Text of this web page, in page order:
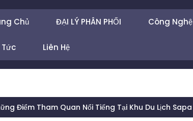
Chủ ĐẠI LÝ PHÂN PHỐI Công Nghệ
Tức Liên Hệ
Điểm Tham Quan Nổi Tiếng Tại Khu Du Lịch Sapa